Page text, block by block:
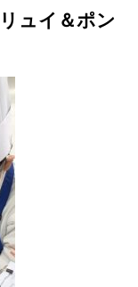
ュイ＆ポン